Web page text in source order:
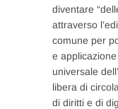
diventare
attraverso
comune per
e
universale
libera di
di diritti e di